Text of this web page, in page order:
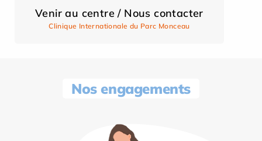
Venir au centre / Nous contacter
Clinique Internationale du Parc Monceau
Nos engagements